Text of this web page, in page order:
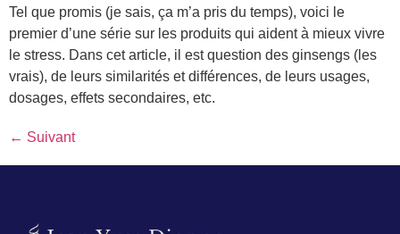
Tel que promis (je sais, ça m’a pris du temps), voici le
premier d’une série sur les produits qui aident à mieux vivre
le stress. Dans cet article, il est question des ginsengs (les
vrais), de leurs similarités et différences, de leurs usages,
dosages, effets secondaires, etc.
← Suivant
Courriel
Vous
vous